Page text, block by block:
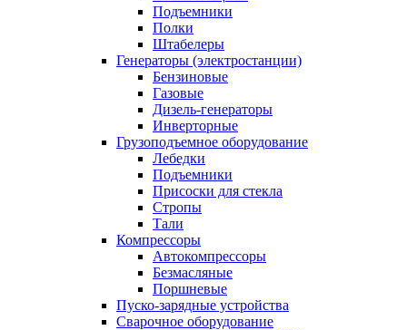
Подъемники
Полки
Штабелеры
Генераторы (электростанции)
Бензиновые
Газовые
Дизель-генераторы
Инверторные
Грузоподъемное оборудование
Лебедки
Подъемники
Присоски для стекла
Стропы
Тали
Компрессоры
Автокомпрессоры
Безмасляные
Поршневые
Пуско-зарядные устройства
Сварочное оборудование